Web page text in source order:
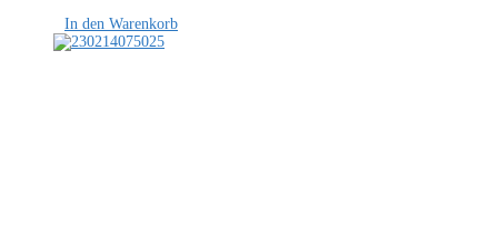
In den Warenkorb